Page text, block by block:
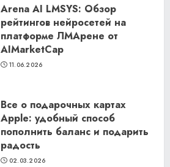
Arena AI LMSYS: Обзор
рейтингов нейросетей на
платформе ЛМАрене от
AIMarketCap
11.06.2026
Все о подарочных картах
Apple: удобный способ
пополнить баланс и подарить
радость
02.03.2026